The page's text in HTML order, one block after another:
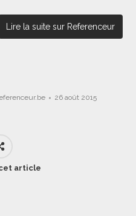
Lire la suite sur Referenceur
26 août 2015
article